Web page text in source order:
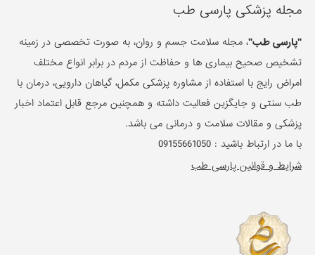
مجله پزشکی پارسی طب
"پارسی طب"، مجله سلامت جسم و روان، به صورت تخصصی در زمینه
تشخیص صحیح بیماری ها و حفاظت از مردم در برابر انواع مختلف
امراض رایج با استفاده از مشاوره پزشکی مکمل، گیاهان دارویی، درمان با
طب سنتی و جایگزین فعالیت داشته و همچنین مرجع قابل اعتماد اخبار
پزشکی و مقالات سلامت و درمانی می باشد.
با ما در ارتباط باشید :09155661050
شرایط و قوانین پارسی طب